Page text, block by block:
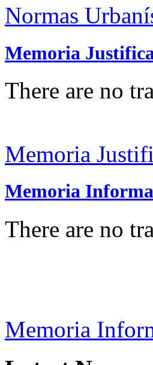
Normas
Memoria
There are no
Memoria
Memoria
There are no
Memoria